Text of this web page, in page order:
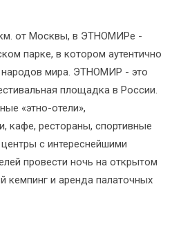
от Москвы, в ЭТНОМИРе -
парке, в котором аутентично
мира. ЭТНОМИР - это
площадка в России.
«этно-отели»,
кафе, рестораны, спортивные
с интереснейшими
провести ночь на открытом
кемпинг и аренда палаточных